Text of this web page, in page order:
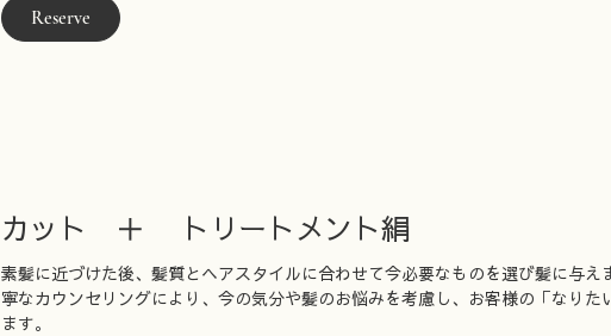
Reserve
カット ＋ トリートメント絹
素髪に近づけた後、髪質とヘアスタイルに合わせて今必要なものを選び髪に与
寧なカウンセリングにより、今の気分や髪のお悩みを考慮し、お客様の「なりた
ます。